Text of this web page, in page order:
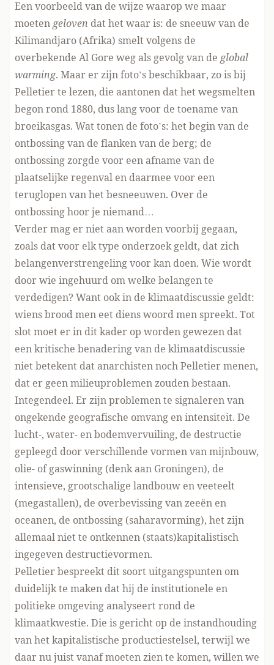
Een voorbeeld van de wijze waarop we maar
moeten geloven dat het waar is: de sneeuw van de
Kilimandjaro (Afrika) smelt volgens de
overbekende Al Gore weg als gevolg van de global
warming. Maar er zijn foto’s beschikbaar, zo is bij
Pelletier te lezen, die aantonen dat het wegsmelten
begon rond 1880, dus lang voor de toename van
broeikasgas. Wat tonen de foto’s: het begin van de
ontbossing van de flanken van de berg; de
ontbossing zorgde voor een afname van de
plaatselijke regenval en daarmee voor een
teruglopen van het besneeuwen. Over de
ontbossing hoor je niemand…
Verder mag er niet aan worden voorbij gegaan,
zoals dat voor elk type onderzoek geldt, dat zich
belangenverstrengeling voor kan doen. Wie wordt
door wie ingehuurd om welke belangen te
verdedigen? Want ook in de klimaatdiscussie geldt:
wiens brood men eet diens woord men spreekt. Tot
slot moet er in dit kader op worden gewezen dat
een kritische benadering van de klimaatdiscussie
niet betekent dat anarchisten noch Pelletier menen,
dat er geen milieuproblemen zouden bestaan.
Integendeel. Er zijn problemen te signaleren van
ongekende geografische omvang en intensiteit. De
lucht-, water- en bodemvervuiling, de destructie
gepleegd door verschillende vormen van mijnbouw,
olie- of gaswinning (denk aan Groningen), de
intensieve, grootschalige landbouw en veeteelt
(megastallen), de overbevissing van zeeën en
oceanen, de ontbossing (saharavorming), het zijn
allemaal niet te ontkennen (staats)kapitalistisch
ingegeven destructievormen.
Pelletier bespreekt dit soort uitgangspunten om
duidelijk te maken dat hij de institutionele en
politieke omgeving analyseert rond de
klimaatkwestie. Die is gericht op de instandhouding
van het kapitalistische productiestelsel, terwijl we
daar nu juist vanaf moeten zien te komen, willen we